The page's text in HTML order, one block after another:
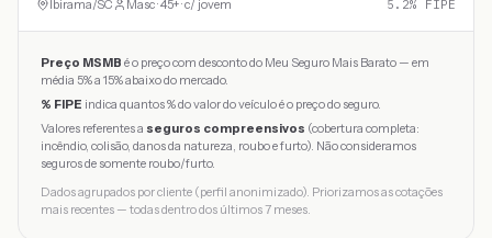
Ibirama/SC Masc · 45+ · c/ jovem 5.2% FIPE
Preço MSMB é o preço com desconto do Meu Seguro Mais Barato — em
média 5% a 15% abaixo do mercado.
% FIPE indica quantos % do valor do veículo é o preço do seguro.
Valores referentes a seguros compreensivos (cobertura completa:
incêndio, colisão, danos da natureza, roubo e furto). Não consideramos
seguros de somente roubo/furto.
Dados agrupados por cliente (perfil anonimizado). Priorizamos as cotações
mais recentes — todas dentro dos últimos 7 meses.